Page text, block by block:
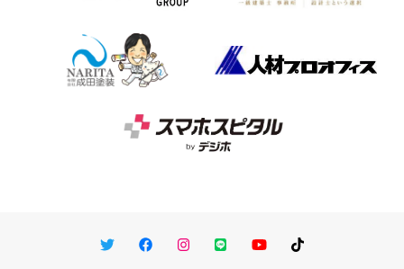
TwitterFacebookInstagram
LINE You TubeTikTok